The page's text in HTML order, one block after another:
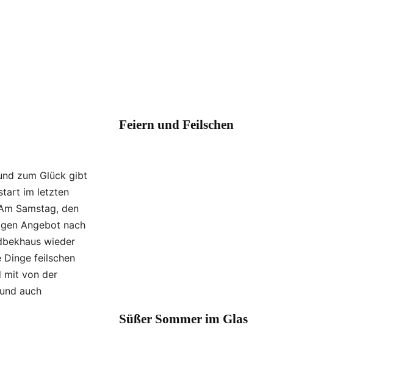
zum Glück gibt
im letzten
Samstag, den
Angebot nach
wieder
Dinge feilschen
mit von der
auch
Feiern und Feilschen
Süßer Sommer im Glas